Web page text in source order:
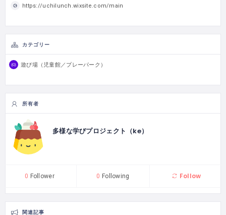
https://uchilunch.wixsite.com/main
カテゴリー
遊び場（児童館／プレーパーク）
所有者
多様な学びプロジェクト（ke）
0 Follower 0 Following Follow
関連記事